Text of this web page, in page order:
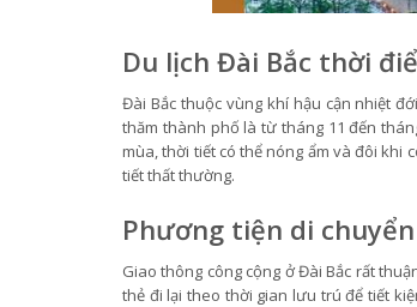
Du lịch Đài Bắc thời
Đài Bắc thuộc vùng khí hậu cận nhiệt
thăm thành phố là từ tháng 11 đến
mùa, thời tiết có thể nóng ẩm và đôi khi
tiết thất thường.
Phương tiện di
Giao thông công cộng ở Đài Bắc rất
thẻ đi lại theo thời gian lưu trú để tiết